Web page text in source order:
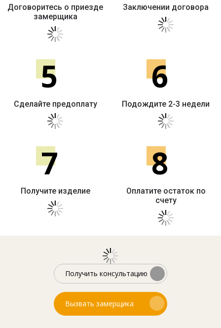
Договоритесь о приезде
замерщика
Заключении договора
5
Сделайте предоплату
6
Подождите 2-3 недели
7
Получите изделие
8
Оплатите остаток по
счету
Получить консультацию
Вызвать замерщика